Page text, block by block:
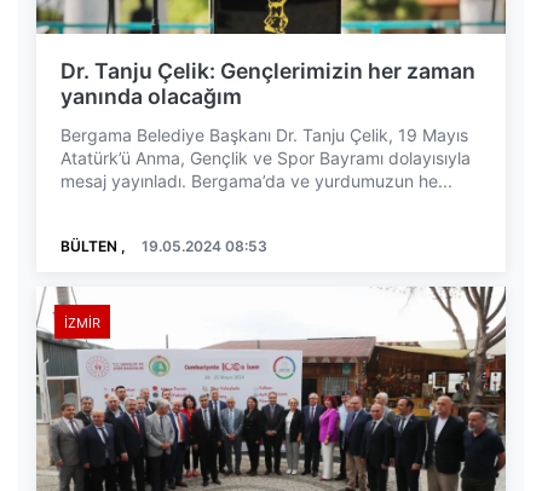
Dr. Tanju Çelik: Gençlerimizin her zaman
yanında olacağım
Bergama Belediye Başkanı Dr. Tanju Çelik, 19 Mayıs
Atatürk’ü Anma, Gençlik ve Spor Bayramı dolayısıyla
mesaj yayınladı. Bergama’da ve yurdumuzun he...
BÜLTEN , 19.05.2024 08:53
İZMIR